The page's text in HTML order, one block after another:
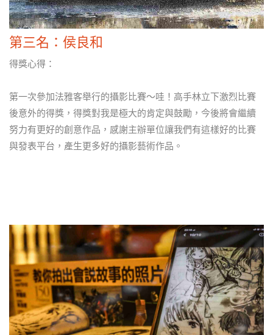
第三名：侯良和
得獎心得：
第一次參加法雅客舉行的攝影比賽～哇！高手林立下激烈比賽
後意外的得獎，得獎對我是極大的肯定與鼓勵，今後將會繼續
努力有更好的創意作品，感謝主辦單位讓我們有這樣好的比賽
與發表平台，產生更多好的攝影藝術作品。